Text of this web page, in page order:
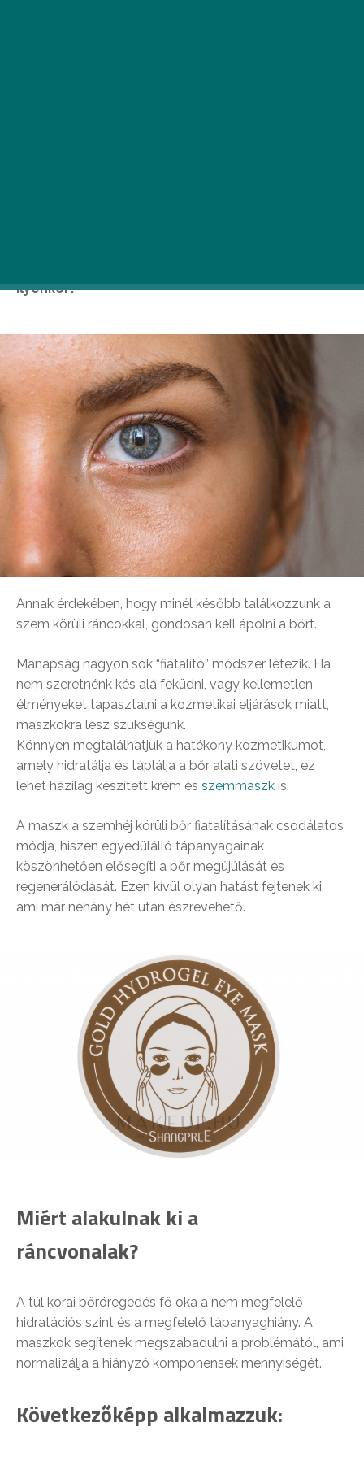
ilyenkor?
Annak érdekében, hogy minél később találkozzunk a
szem körüli ráncokkal, gondosan kell ápolni a bőrt.
Manapság nagyon sok “fiatalító” módszer létezik. Ha
nem szeretnénk kés alá feküdni, vagy kellemetlen
élményeket tapasztalni a kozmetikai eljárások miatt,
maszkokra lesz szükségünk.
Könnyen megtalálhatjuk a hatékony kozmetikumot,
amely hidratálja és táplálja a bőr alati szövetet, ez
lehet házilag készített krém és szemmaszk is.
A maszk a szemhéj körüli bőr fiatalításának csodálatos
módja, hiszen egyedülálló tápanyagainak
köszönhetően elősegíti a bőr megújúlását és
regenerálódását. Ezen kívül olyan hatást fejtenek ki,
ami már néhány hét után észrevehető.
Miért alakulnak ki a
ráncvonalak?
A túl korai bőröregedés fő oka a nem megfelelő
hidratációs szint és a megfelelő tápanyaghiány. A
maszkok segítenek megszabadulni a problémától, ami
normalizálja a hiányzó komponensek mennyiségét.
Következőképp alkalmazzuk: